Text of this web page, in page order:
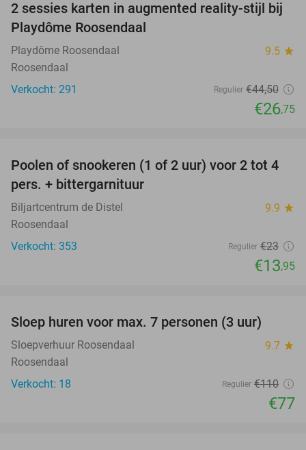
40%
2 sessies karten in augmented reality-stijl bij
Playdôme Roosendaal
Playdôme Roosendaal 9.5 star
Roosendaal
Verkocht: 291
Regulier €44,50
€26,75
39%
Poolen of snookeren (1 of 2 uur) voor 2 tot 4
pers. + bittergarnituur
Biljartcentrum de Distel 9.9 star
Roosendaal
Verkocht: 353
Regulier €23
€13,95
Sloep huren voor max. 7 personen (3 uur)
Sloepverhuur Roosendaal 9.7 star
Roosendaal
Verkocht: 18
Regulier €110
€77